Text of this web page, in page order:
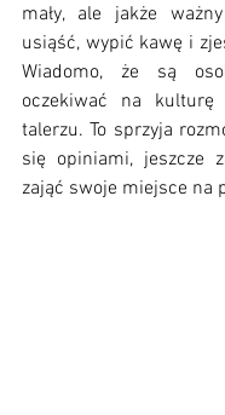
mały, ale jakże
usiąść, wypić kawę i
Wiadomo, że są
oczekiwać na
talerzu. To sprzyja
się opiniami, jeszcze
zająć swoje miejsce na